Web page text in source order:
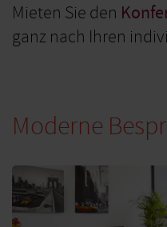
Mieten Sie den
ganz nach Ihren
Moderne